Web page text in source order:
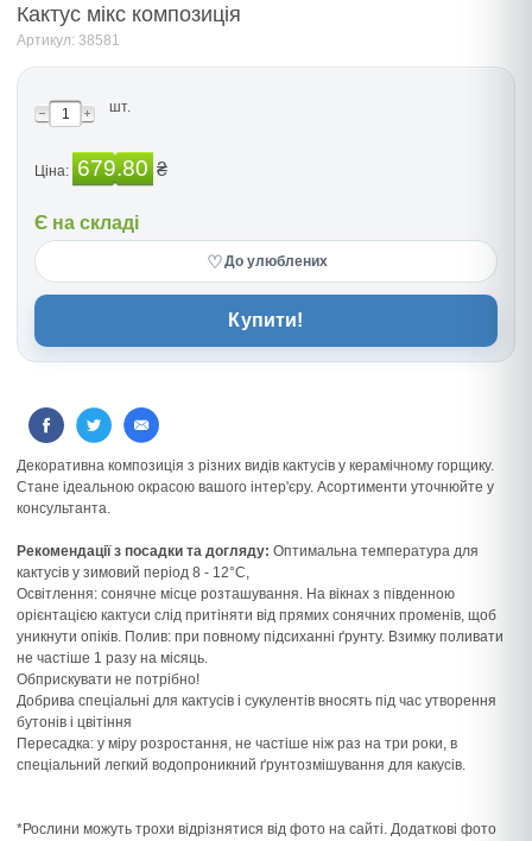
Кактус мiкс композиція
Артикул: 38581
шт.
Ціна: 679.80 ₴
Є на складі
♡До улюблених
Купити!
Декоративна композиція з різних видів кактусів у керамічному горщику.
Стане ідеальною окрасою вашого інтер'єру. Асортименти уточнюйте у
консультанта.
Рекомендації з посадки та догляду: Оптимальна температура для
кактусів у зимовий період 8 - 12°C,
Освітлення: сонячне місце розташування. На вікнах з південною
орієнтацією кактуси слід притіняти від прямих сонячних променів, щоб
уникнути опіків. Полив: при повному підсиханні ґрунту. Взимку поливати
не частіше 1 разу на місяць.
Обприскувати не потрібно!
Добрива спеціальні для кактусів і сукулентів вносять під час утворення
бутонів і цвітіння
Пересадка: у міру розростання, не частіше ніж раз на три роки, в
спеціальний легкий водопроникний ґрунтозмішування для какусів.
*Рослини можуть трохи відрізнятися від фото на сайті. Додаткові фото